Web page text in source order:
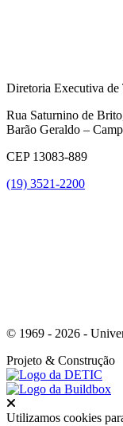
Diretoria Executiva de
Rua Saturnino de
Barão Geraldo –
CEP 13083-889
(19) 3521-2200
© 1969 - 2026 -
Projeto & Construção
Utilizamos cookies